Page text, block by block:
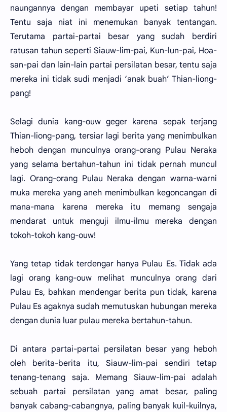
naungannya dengan membayar upeti setiap tahun!
Tentu saja niat ini menemukan banyak tentangan.
Terutama partai-partai besar yang sudah berdiri
ratusan tahun seperti Siauw-lim-pai, Kun-lun-pai, Hoa-
san-pai dan lain-lain partai persilatan besar, tentu saja
mereka ini tidak sudi menjadi ‘anak buah’ Thian-liong-
pang!
Selagi dunia kang-ouw geger karena sepak terjang
Thian-liong-pang, tersiar lagi berita yang menimbulkan
heboh dengan munculnya orang-orang Pulau Neraka
yang selama bertahun-tahun ini tidak pernah muncul
lagi. Orang-orang Pulau Neraka dengan warna-warni
muka mereka yang aneh menimbulkan kegoncangan di
mana-mana karena mereka itu memang sengaja
mendarat untuk menguji ilmu-ilmu mereka dengan
tokoh-tokoh kang-ouw!
Yang tetap tidak terdengar hanya Pulau Es. Tidak ada
lagi orang kang-ouw melihat munculnya orang dari
Pulau Es, bahkan mendengar berita pun tidak, karena
Pulau Es agaknya sudah memutuskan hubungan mereka
dengan dunia luar pulau mereka bertahun-tahun.
Di antara partai-partai persilatan besar yang heboh
oleh berita-berita itu, Siauw-lim-pai sendiri tetap
tenang-tenang saja. Memang Siauw-lim-pai adalah
sebuah partai persilatan yang amat besar, paling
banyak cabang-cabangnya, paling banyak kuil-kuilnya,